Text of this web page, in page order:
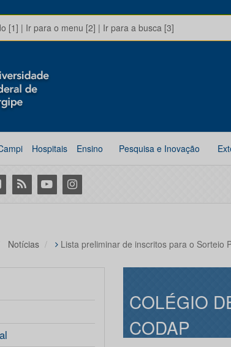
[1] | Ir para o menu [2] | Ir para a busca [3]
Hospitais Ensino Pesquisa e Inovação
RSS YoutubeInstagram
Notícias Lista preliminar de inscritos para o Sorteio
COLÉGIO
CODAP